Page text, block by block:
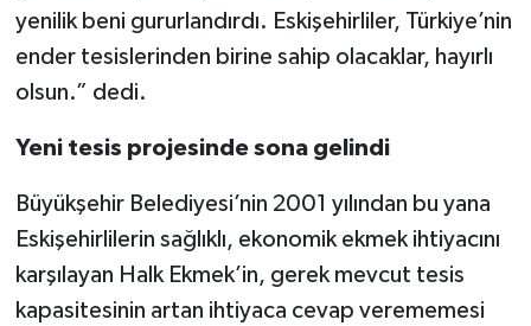
yenilik beni gururlandırdı. Eskişehirliler, Türkiye’nin
ender tesislerinden birine sahip olacaklar, hayırlı
olsun.” dedi.
Yeni tesis projesinde sona gelindi
Büyükşehir Belediyesi’nin 2001 yılından bu yana
Eskişehirlilerin sağlıklı, ekonomik ekmek ihtiyacını
karşılayan Halk Ekmek’in, gerek mevcut tesis
kapasitesinin artan ihtiyaca cevap verememesi